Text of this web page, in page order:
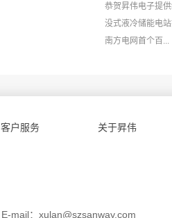
恭贺昇伟电子提
没式液冷储能电
南方电网首个百...
客户服务 关于昇伟
E-mail：xulan@szsanway.com